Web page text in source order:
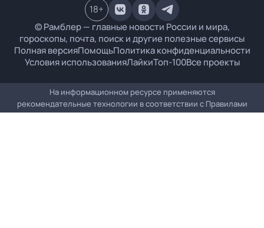
© Рамблер — главные новости России и мира,
гороскопы, почта, поиск и другие полезные сервисы
Полная версияПомощьПолитика конфиденциальности
Условия использованияЛайкиТоп-100Все проекты
18+
На информационном ресурсе применяются
рекомендательные технологии в соответствии с Правилами